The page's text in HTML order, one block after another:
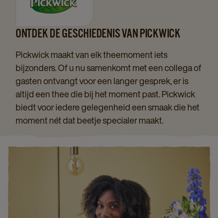
ONTDEK DE GESCHIEDENIS VAN PICKWICK
Pickwick maakt van elk theemoment iets
bijzonders. Of u nu samenkomt met een collega of
gasten ontvangt voor een langer gesprek, er is
altijd een thee die bij het moment past. Pickwick
biedt voor iedere gelegenheid een smaak die het
moment nét dat beetje specialer maakt.